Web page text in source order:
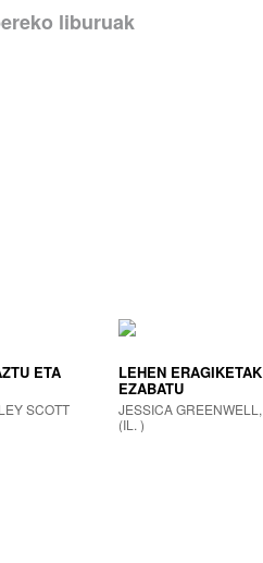
liburuak
ETA
SCOTT
LEHEN
EZABATU
JESSICA
(IL. )